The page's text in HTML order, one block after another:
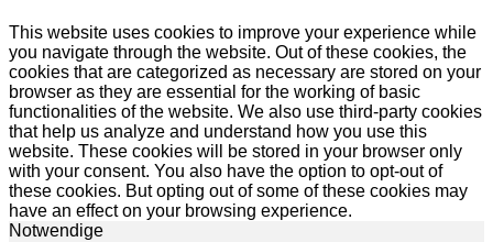
This website uses cookies to improve your experience while
you navigate through the website. Out of these cookies, the
cookies that are categorized as necessary are stored on your
browser as they are essential for the working of basic
functionalities of the website. We also use third-party cookies
that help us analyze and understand how you use this
website. These cookies will be stored in your browser only
with your consent. You also have the option to opt-out of
these cookies. But opting out of some of these cookies may
have an effect on your browsing experience.
Notwendige